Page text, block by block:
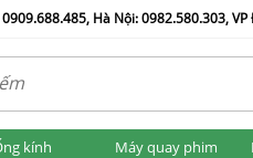
Hà Nội: 0982.580.303,
kính Máy quay phim